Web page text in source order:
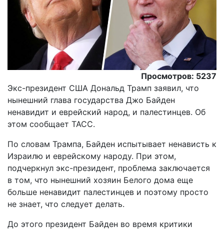
Просмотров: 5237
Экс-президент США Дональд Трамп заявил, что
нынешний глава государства Джо Байден
ненавидит и еврейский народ, и палестинцев. Об
этом сообщает ТАСС.
По словам Трампа, Байден испытывает ненависть к
Израилю и еврейскому народу. При этом,
подчеркнул экс-президент, проблема заключается
в том, что нынешний хозяин Белого дома еще
больше ненавидит палестинцев и поэтому просто
не знает, что следует делать.
До этого президент Байден во время критики